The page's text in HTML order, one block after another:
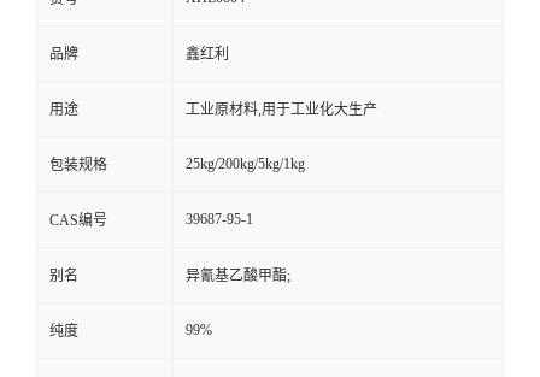
品牌 鑫红利
用途 工业原材料,用于工业化大生产
包装规格 25kg/200kg/5kg/1kg
CAS编号 39687-95-1
别名 异氰基乙酸甲酯;
纯度 99%